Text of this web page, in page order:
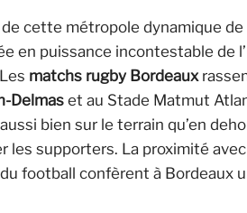
cette métropole dynamique de
en puissance incontestable de
matchs rugby Bordeaux
Delmas et au Stade Matmut
bien sur le terrain qu’en
supporters. La proximité
football confèrent à Bordeaux